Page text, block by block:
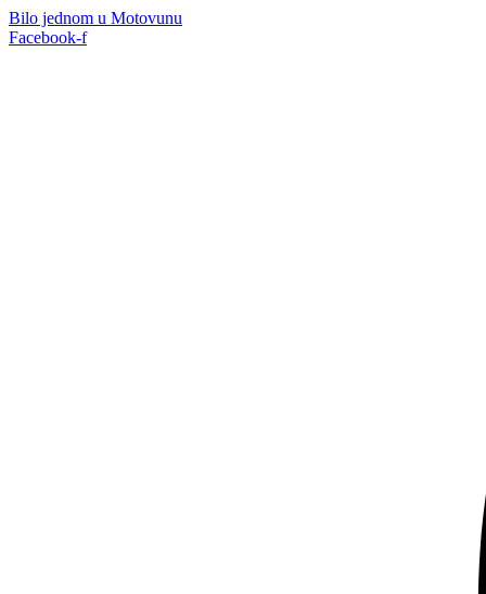
Idi
na
Bilo jednom u Motovunu
Facebook-f